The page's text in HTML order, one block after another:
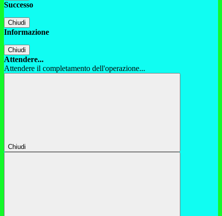
Successo
Chiudi
Informazione
Chiudi
Attendere...
Attendere il completamento dell'operazione...
Chiudi